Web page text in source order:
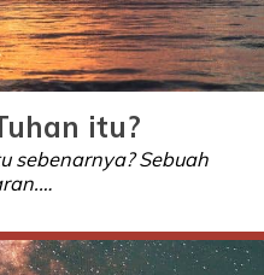
itu?
sebenarnya? Sebuah